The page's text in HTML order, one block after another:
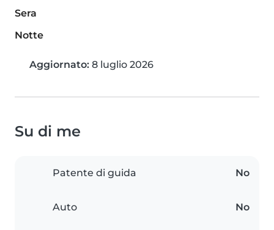
Sera
Notte
Aggiornato: 8 luglio 2026
Su di me
Patente di guida No
Auto No